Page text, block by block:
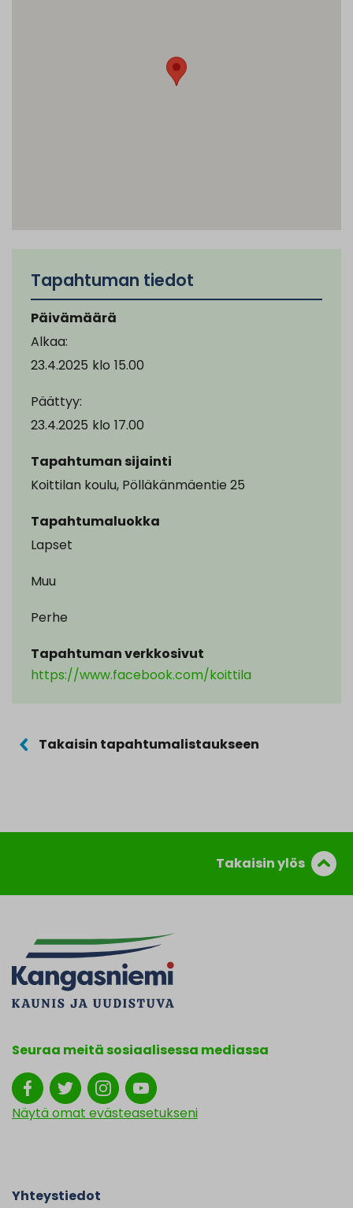
Tapahtuman tiedot
Päivämäärä
Alkaa:
23.4.2025 klo 15.00
Päättyy:
23.4.2025 klo 17.00
Tapahtuman sijainti
Koittilan koulu, Pölläkänmäentie 25
Tapahtumaluokka
Lapset
Muu
Perhe
Tapahtuman verkkosivut
https://www.facebook.com/koittila
Takaisin tapahtumalistaukseen
Takaisin ylös
Seuraa meitä sosiaalisessa mediassa
Näytä omat evästeasetukseni
Yhteystiedot